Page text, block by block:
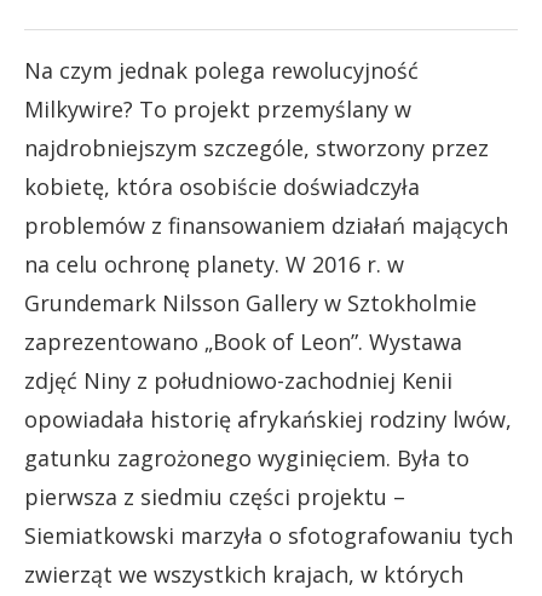
Na czym jednak polega rewolucyjność
Milkywire? To projekt przemyślany w
najdrobniejszym szczególe, stworzony przez
kobietę, która osobiście doświadczyła
problemów z finansowaniem działań mających
na celu ochronę planety. W 2016 r. w
Grundemark Nilsson Gallery w Sztokholmie
zaprezentowano „Book of Leon”. Wystawa
zdjęć Niny z południowo-zachodniej Kenii
opowiadała historię afrykańskiej rodziny lwów,
gatunku zagrożonego wyginięciem. Była to
pierwsza z siedmiu części projektu –
Siemiatkowski marzyła o sfotografowaniu tych
zwierząt we wszystkich krajach, w których